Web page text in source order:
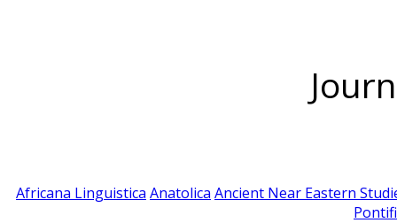
Africana Linguistica Anatolica Ancient Near Eastern